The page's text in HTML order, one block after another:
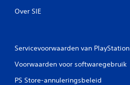
Over SIE
Servicevoorwaarden van PlayStation
Voorwaarden voor softwaregebruik
PS Store-annuleringsbeleid